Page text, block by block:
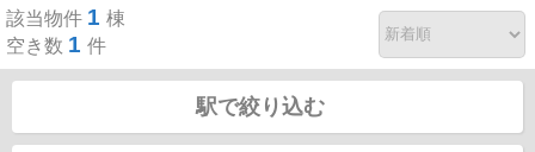
該当物件 1 棟
空き数 1 件
駅で絞り込む